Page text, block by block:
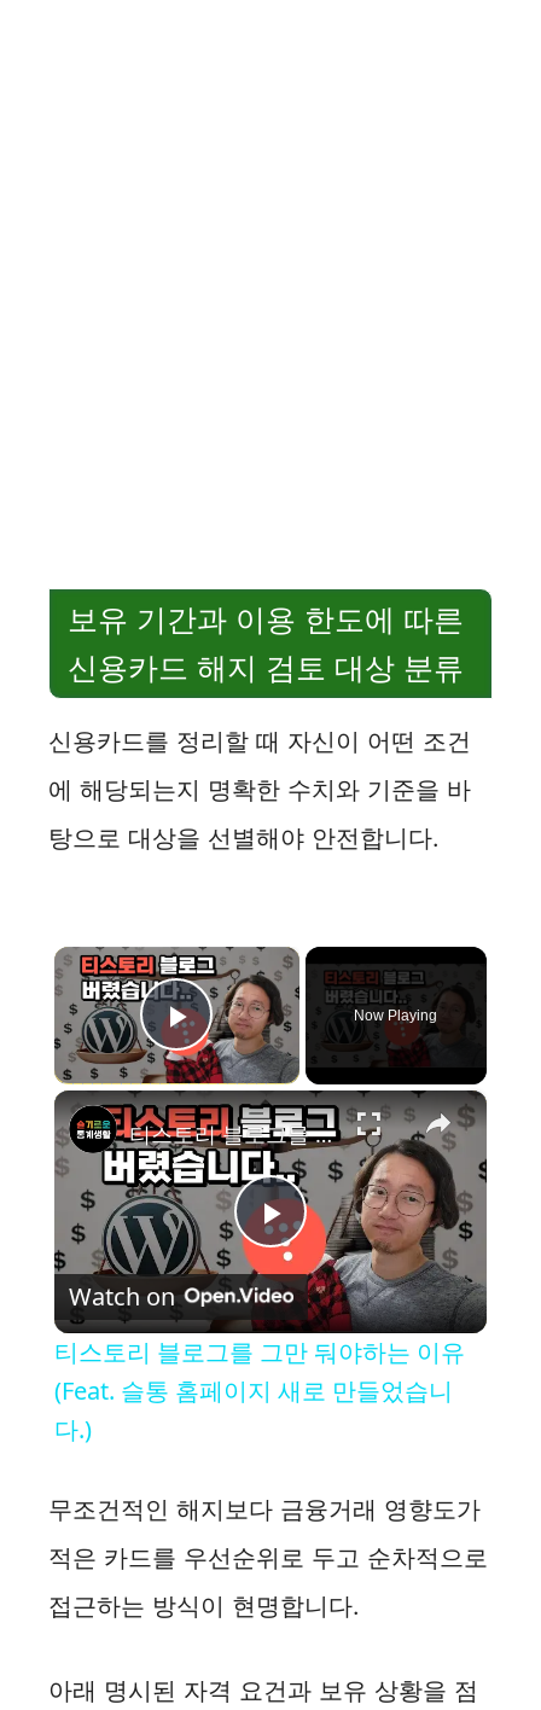
보유 기간과 이용 한도에 따른
신용카드 해지 검토 대상 분류
신용카드를 정리할 때 자신이 어떤 조건
에 해당되는지 명확한 수치와 기준을 바
탕으로 대상을 선별해야 안전합니다.
×
Play Video
Now Playing
×
P
l
a
V
i
d
티스토리 블로그를 그만 둬야하는 이유 (Feat. 슬통 홈페이지 새로 만들었습니다.)
Watch on
티스토리 블로그를 그만 둬야하는 이유
(Feat. 슬통 홈페이지 새로 만들었습니
다.)
무조건적인 해지보다 금융거래 영향도가
적은 카드를 우선순위로 두고 순차적으로
접근하는 방식이 현명합니다.
아래 명시된 자격 요건과 보유 상황을 점